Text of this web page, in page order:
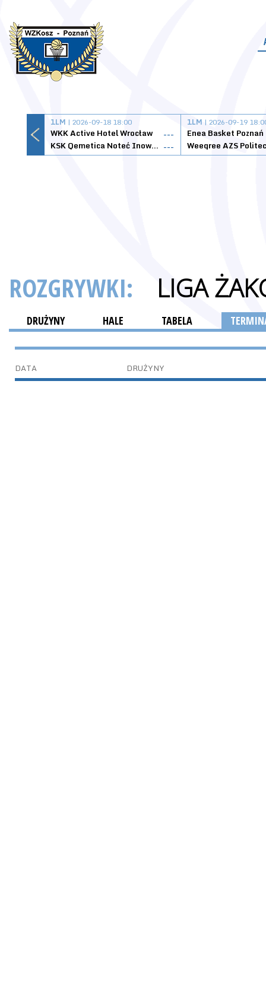
1LM | 2026-09-18 18:00
WKK Active Hotel Wrocław
---
KSK Qemetica Noteć Inowrocław ---
1LM | 2026-09-19
Enea Basket Poznań
ROZGRYWKI: LIGA
DRUŻYNY HALE TABELA
DATA DRUŻYNY